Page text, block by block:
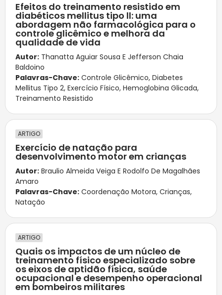
Efeitos do treinamento resistido em
diabéticos mellitus tipo ll: uma
abordagem não farmacológica para o
controle glicêmico e melhora da
qualidade de vida
Autor: Thanatta Aguiar Sousa E Jefferson Chaia
Baldoino
Palavras-Chave: Controle Glicêmico, Diabetes
Mellitus Tipo 2, Exercício Físico, Hemoglobina Glicada,
Treinamento Resistido
ARTIGO
Exercício de natação para
desenvolvimento motor em crianças
Autor: Braulio Almeida Veiga E Rodolfo De Magalhães
Amaro
Palavras-Chave: Coordenação Motora, Crianças,
Natação
ARTIGO
Quais os impactos de um núcleo de
treinamento físico especializado sobre
os eixos de aptidão física, saúde
ocupacional e desempenho operacional
em bombeiros militares